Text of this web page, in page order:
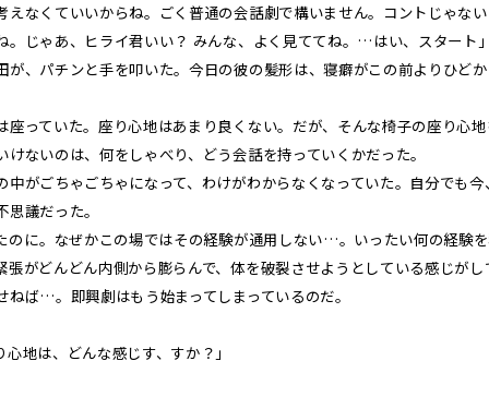
えなくていいからね。ごく普通の会話劇で構いません。コントじゃな
。じゃあ、ヒライ君いい？ みんな、よく見ててね。…はい、スタート
、パチンと手を叩いた。今日の彼の髪形は、寝癖がこの前よりひど
っていた。座り心地はあまり良くない。だが、そんな椅子の座り心
ないのは、何をしゃべり、どう会話を持っていくかだった。
がごちゃごちゃになって、わけがわからなくなっていた。自分でも
議だった。
に――。なぜかこの場ではその経験が通用しない…。いったい何の経験
がどんどん内側から膨らんで、体を破裂させようとしている感じが
ば…。即興劇はもう始まってしまっているのだ。
地は、どんな感じす、すか？」